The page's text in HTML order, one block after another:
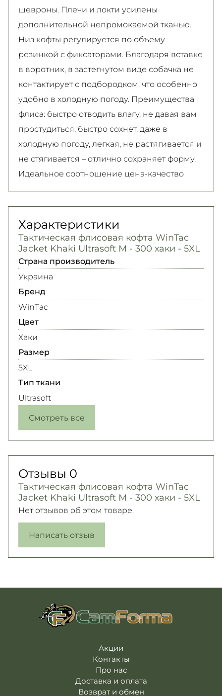
шевроны. Плечи и локти усилены
дополнительной непромокаемой тканью.
Низ кофты регулируется по объему
резинкой с фиксаторами. Благодаря вставке
в воротник, в застегнутом виде собачка не
контактирует с подбородком, что особенно
удобно в холодную погоду. Преимущества
флиса: быстро отводить влагу, не давая вам
простудиться, быстро сохнет, даже в
холодную погоду, легкая, не растягивается и
не стягивается – отлично сохраняет форму.
Идеальное соотношение цена-качество
Характеристики
Тактическая флисовая кофта WinTac
Jacket Khaki Ultrasoft М - 300 хаки - 5XL
Страна производитель
Украина
Бренд
WinTac
Цвет
Хаки
Размер
5XL
Тип ткани
Ultrasoft
Смотреть все
Отзывы 0
Тактическая флисовая кофта WinTac
Jacket Khaki Ultrasoft М - 300 хаки - 5XL
Нет отзывов об этом товаре.
Написать отзыв
Акции
Контакты
Про нас
Доставка и оплата
Возврат и обмен